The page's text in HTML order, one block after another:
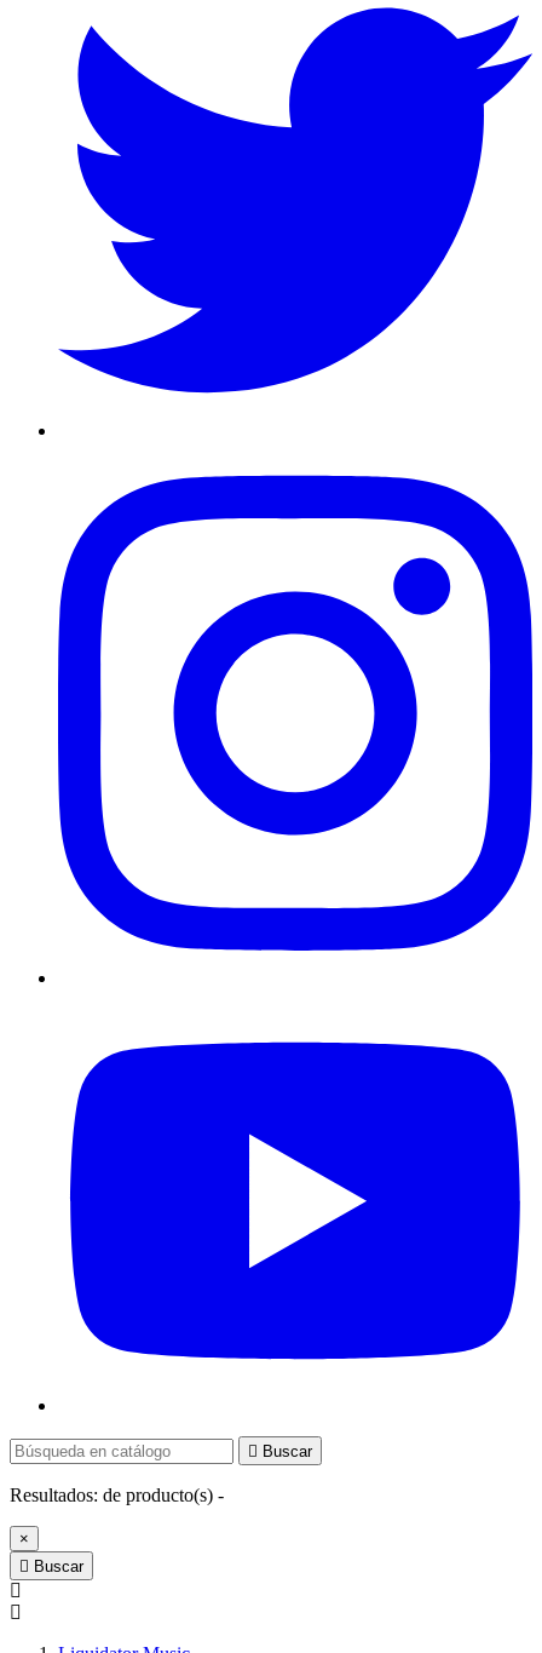
 Buscar
Resultados: de producto(s) -
×
 Buscar